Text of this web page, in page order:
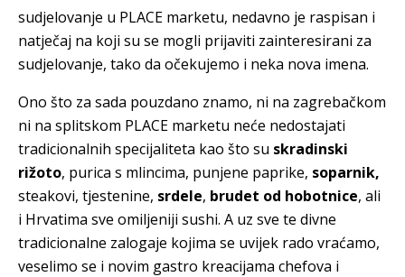
sudjelovanje u PLACE marketu, nedavno je raspisan i
natječaj na koji su se mogli prijaviti zainteresirani za
sudjelovanje, tako da očekujemo i neka nova imena.
Ono što za sada pouzdano znamo, ni na zagrebačkom
ni na splitskom PLACE marketu neće nedostajati
tradicionalnih specijaliteta kao što su skradinski
rižoto, purica s mlincima, punjene paprike, soparnik,
steakovi, tjestenine, srdele, brudet od hobotnice, ali
i Hrvatima sve omiljeniji sushi. A uz sve te divne
tradicionalne zalogaje kojima se uvijek rado vraćamo,
veselimo se i novim gastro kreacijama chefova i